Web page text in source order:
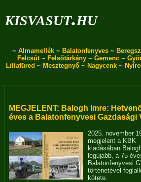
kisvasut.hu
~ Almamellék ~ Balatonfenyves ~
Felcsút~ Felsőtárkány ~ Gemenc ~
Lillafüred ~ Mesztegnyő ~ Nagycenk ~
MEGJELENT: Balogh Imre:
éves a Balatonfenyvesi Gazdasági
2025. november
megjelent a KBK
kiadásában
legújabb, a 75
Balatonfenyvesi
történetével
kötete.